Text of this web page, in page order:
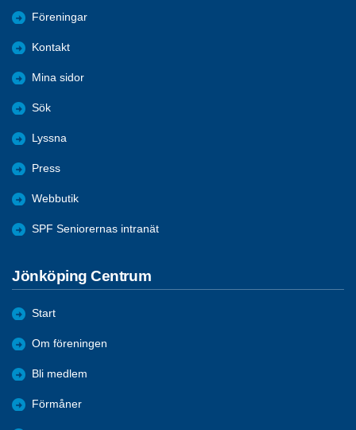
Föreningar
Kontakt
Mina sidor
Sök
Lyssna
Press
Webbutik
SPF Seniorernas intranät
Jönköping Centrum
Start
Om föreningen
Bli medlem
Förmåner